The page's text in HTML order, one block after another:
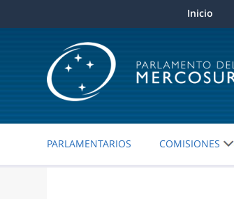
Inicio
PARLAMENTARIOS COMISIONES